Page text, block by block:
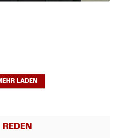
LADEN
REDEN